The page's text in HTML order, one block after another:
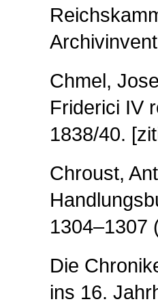
Chmel,
Friderici IV
1838/40.
Chroust,
1304–1307
Die
ins 16.